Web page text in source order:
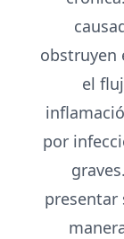
obstruyen
el
por
presentar